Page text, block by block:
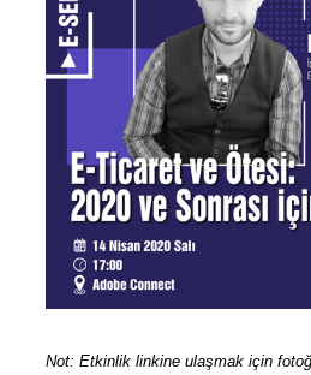
Not: Etkinlik linkine ulaşmak için